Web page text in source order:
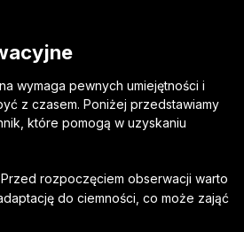
wymaga pewnych umiejętności i
z czasem. Poniżej przedstawiamy
które pomogą w uzyskaniu
Przed rozpoczęciem obserwacji warto
do ciemności, co może zająć